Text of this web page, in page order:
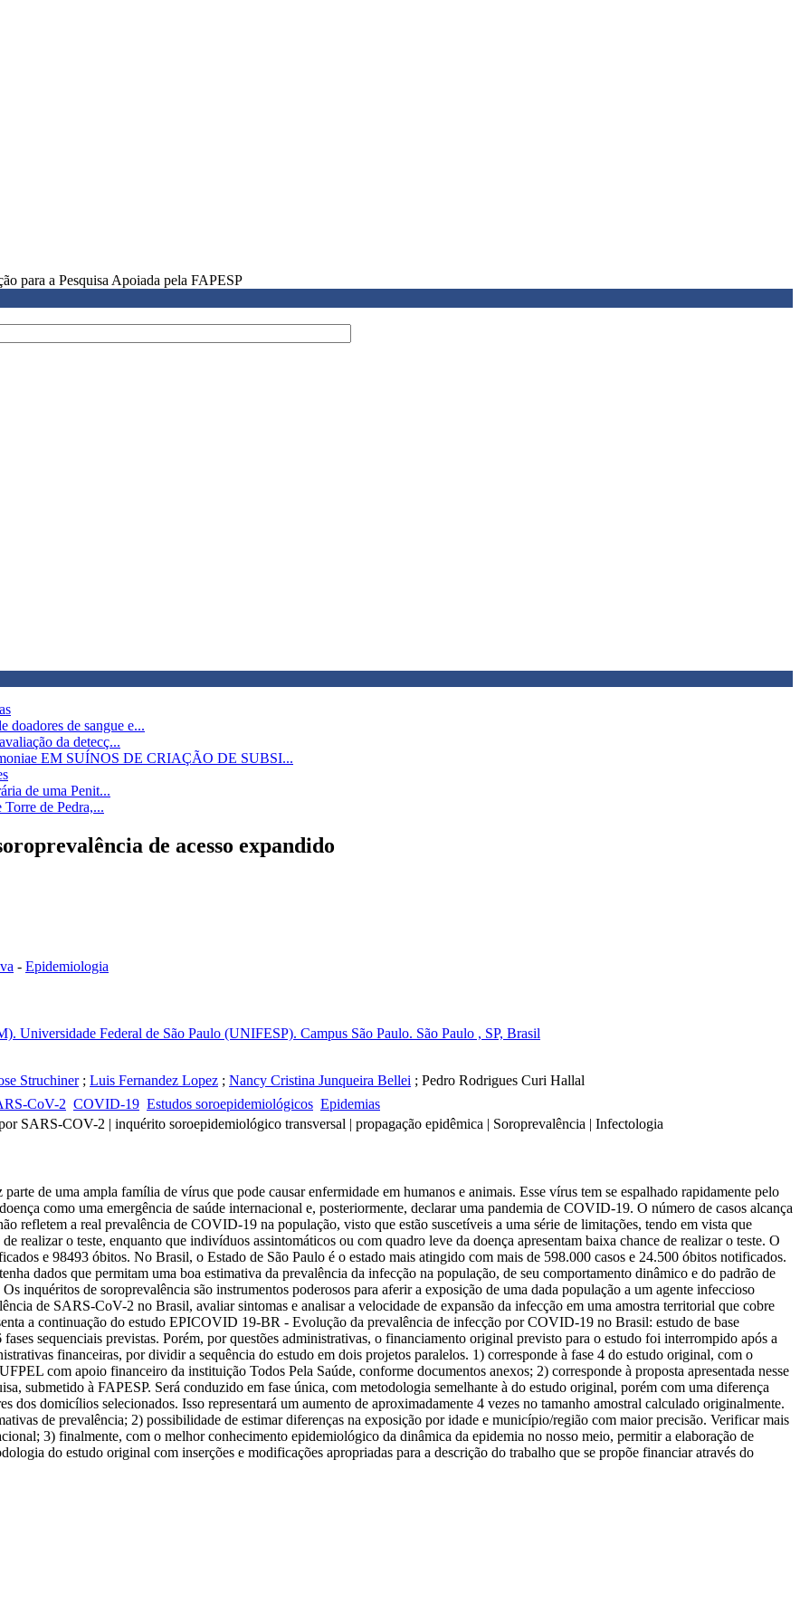
para a Pesquisa Apoiada pela FAPESP
doadores de sangue e...
da detecç...
EM SUÍNOS DE CRIAÇÃO DE SUBSI...
de uma Penit...
de Pedra,...
de acesso expandido
- Epidemiologia
Universidade Federal de São Paulo (UNIFESP). Campus São Paulo. São Paulo , SP, Brasil
Struchiner; Luis Fernandez Lopez ; Nancy Cristina Junqueira Bellei ; Pedro Rodrigues Curi Hallal
CoV-2 COVID-19 Estudos soroepidemiológicos Epidemias
SARS-COV-2 | inquérito soroepidemiológico transversal | propagação epidêmica | Soroprevalência | Infectologia
de uma ampla família de vírus que pode causar enfermidade em humanos e animais. Esse vírus tem se espalhado rapidamente pelo
como uma emergência de saúde internacional e, posteriormente, declarar uma pandemia de COVID-19. O número de casos alcança
refletem a real prevalência de COVID-19 na população, visto que estão suscetíveis a uma série de limitações, tendo em vista que
realizar o teste, enquanto que indivíduos assintomáticos ou com quadro leve da doença apresentam baixa chance de realizar o teste. O
e 98493 óbitos. No Brasil, o Estado de São Paulo é o estado mais atingido com mais de 598.000 casos e 24.500 óbitos notificados.
dados que permitam uma boa estimativa da prevalência da infecção na população, de seu comportamento dinâmico e do padrão de
inquéritos de soroprevalência são instrumentos poderosos para aferir a exposição de uma dada população a um agente infeccioso
de SARS-CoV-2 no Brasil, avaliar sintomas e analisar a velocidade de expansão da infecção em uma amostra territorial que cobre
a continuação do estudo EPICOVID 19-BR - Evolução da prevalência de infecção por COVID-19 no Brasil: estudo de base
sequenciais previstas. Porém, por questões administrativas, o financiamento original previsto para o estudo foi interrompido após a
financeiras, por dividir a sequência do estudo em dois projetos paralelos. 1) corresponde à fase 4 do estudo original, com o
com apoio financeiro da instituição Todos Pela Saúde, conforme documentos anexos; 2) corresponde à proposta apresentada nesse
submetido à FAPESP. Será conduzido em fase única, com metodologia semelhante à do estudo original, porém com uma diferença
dos domicílios selecionados. Isso representará um aumento de aproximadamente 4 vezes no tamanho amostral calculado originalmente.
de prevalência; 2) possibilidade de estimar diferenças na exposição por idade e município/região com maior precisão. Verificar mais
3) finalmente, com o melhor conhecimento epidemiológico da dinâmica da epidemia no nosso meio, permitir a elaboração de
do estudo original com inserções e modificações apropriadas para a descrição do trabalho que se propõe financiar através do